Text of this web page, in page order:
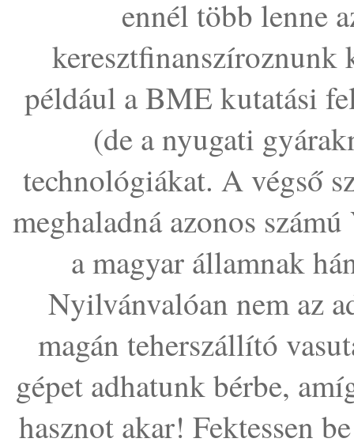
ennél több lenne
keresztfinanszíroznunk
például a BME kutatási
(de a nyugati
technológiákat. A végső
meghaladná azonos
a magyar államnak
Nyilvánvalóan nem az
magán teherszállító
gépet adhatunk bérbe,
hasznot akar! Fektessen